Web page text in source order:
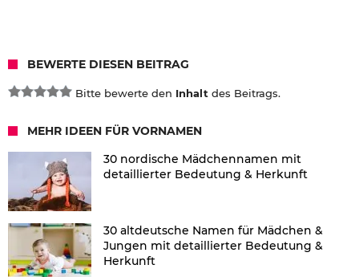
BEWERTE DIESEN BEITRAG
Bitte bewerte den Inhalt des Beitrags.
MEHR IDEEN FÜR VORNAMEN
30 nordische Mädchennamen mit
detaillierter Bedeutung & Herkunft
30 altdeutsche Namen für Mädchen &
Jungen mit detaillierter Bedeutung &
Herkunft